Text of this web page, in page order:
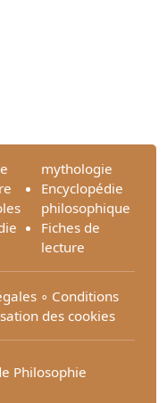
mythologie
Encyclopédie
philosophique
Fiches de
lecture
∘ Conditions
des cookies
Philosophie